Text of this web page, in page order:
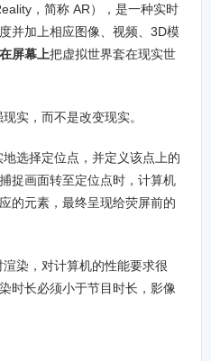
，简称 AR），是一种实时
并加上相应图像、视频、3D模
在屏幕上把虚拟世界套在现实世
实，而不是改变现实。
选择定位点，并定义该点上的
捉画面转至定位点时，计算机
的元素，最终呈现给荧屏前的
染，对计算机的性能要求很
时长必须小于节目时长，影像